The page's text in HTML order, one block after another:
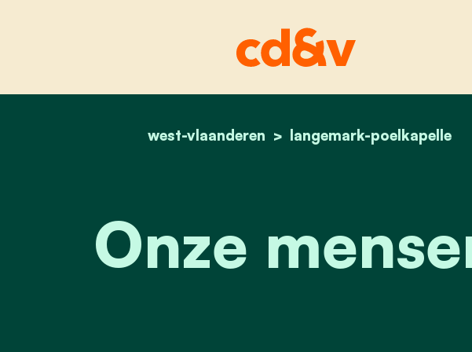
home
west-vlaanderen langemark-poelkapelle
Onze